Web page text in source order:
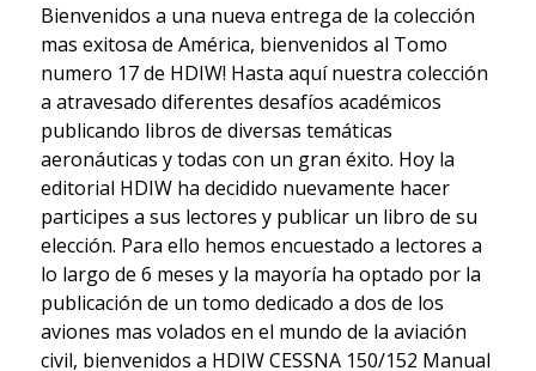
Bienvenidos a una nueva entrega de la colección
mas exitosa de América, bienvenidos al Tomo
numero 17 de HDIW! Hasta aquí nuestra colección
a atravesado diferentes desafíos académicos
publicando libros de diversas temáticas
aeronáuticas y todas con un gran éxito. Hoy la
editorial HDIW ha decidido nuevamente hacer
participes a sus lectores y publicar un libro de su
elección. Para ello hemos encuestado a lectores a
lo largo de 6 meses y la mayoría ha optado por la
publicación de un tomo dedicado a dos de los
aviones mas volados en el mundo de la aviación
civil, bienvenidos a HDIW CESSNA 150/152 Manual